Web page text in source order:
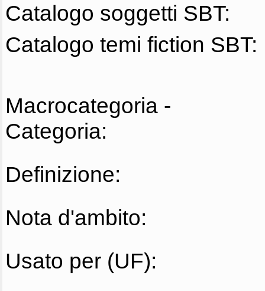
Catalogo soggetti SBT:
Catalogo temi fiction SBT:
Macrocategoria -
Categoria:
Definizione:
Nota d'ambito:
Usato per (UF):